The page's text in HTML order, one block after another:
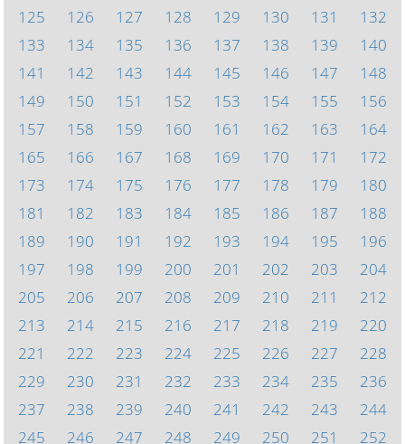
125
126 127 128 129 130 131
132
133
134 135 136 137 138 139
140
141
142 143 144 145 146 147
148
149
150 151 152 153 154 155
156
157
158 159 160 161 162 163
164
165
166 167 168 169 170 171
172
173
174 175 176 177 178 179
180
181
182 183 184 185 186 187
188
189
190 191 192 193 194 195
196
197
198 199 200 201 202 203
204
205
206 207 208 209 210 211
212
213
214 215 216 217 218 219
220
221
222 223 224 225 226 227
228
229
230 231 232 233 234 235
236
237
238 239 240 241 242 243
244
245
246 247 248 249 250 251
252